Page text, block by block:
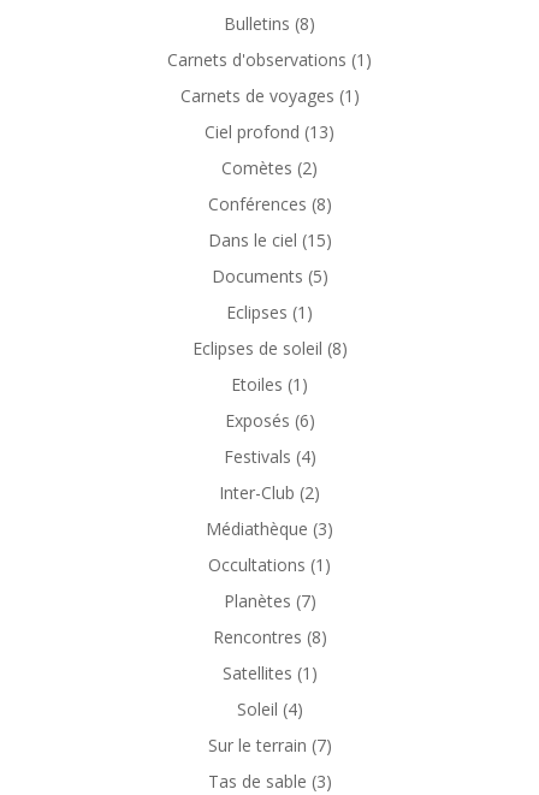
Bulletins (8)
Carnets d'observations (1)
Carnets de voyages (1)
Ciel profond (13)
Comètes (2)
Conférences (8)
Dans le ciel (15)
Documents (5)
Eclipses (1)
Eclipses de soleil (8)
Etoiles (1)
Exposés (6)
Festivals (4)
Inter-Club (2)
Médiathèque (3)
Occultations (1)
Planètes (7)
Rencontres (8)
Satellites (1)
Soleil (4)
Sur le terrain (7)
Tas de sable (3)